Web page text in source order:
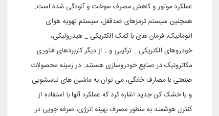
عملکرد موتور و کاهش مصرف سوخت و آلودگى شده است.
همچنین سیستم ترمزهاى ضدقفل، سیستم تهویه هواى
اتوماتیک، فرمان هاى با کمک الکتریکى _ هیدرولیکى،
خودروهاى الکتریکى _ ترکیبى و… از دیگر کاربردهاى فناورى
مکاترونیک در صنایع خودروسازى هستند. در زمینه محصولات
صنعتى با مصارف خانگى، مى توان به ماشین هاى لباسشویى
و یا خشک کن جدید اشاره کرد که عملکرد آنها با استفاده از
کنترل هوشمند به منظور مصرف بهینه انرژى، صرفه جویى در